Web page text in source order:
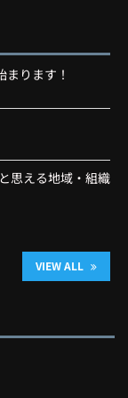
ります！
思える地域・組織
VIEW ALL